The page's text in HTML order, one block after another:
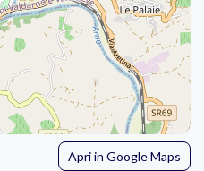
Apri in Google Maps